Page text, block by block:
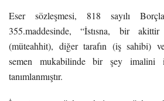
Eser sözleşmesi, 818 sayılı
355.maddesinde, “İstısna, bir
(müteahhit), diğer tarafın (iş sahibi)
semen mukabilinde bir şey imalini
tanımlanmıştır.